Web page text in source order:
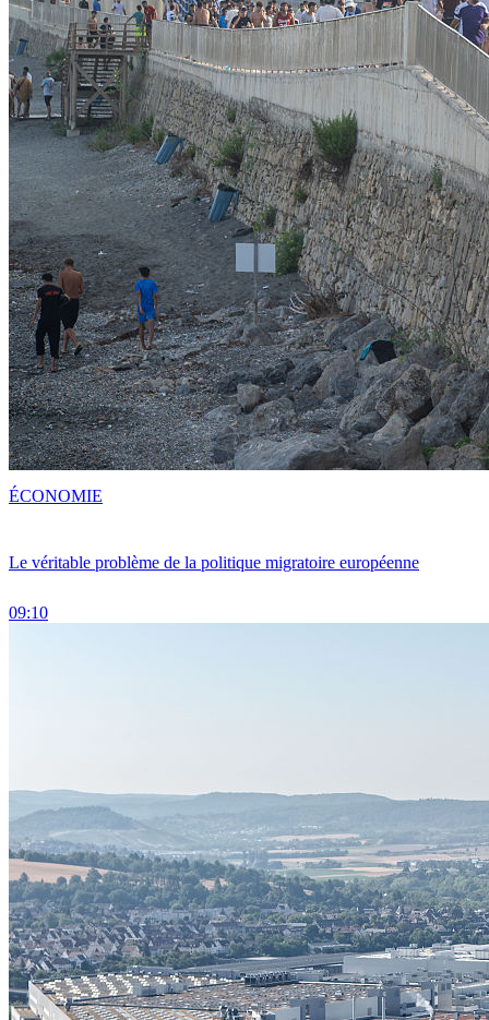
Le véritable problème de la politique migratoire européenne
09:10
ÉCONOMIE